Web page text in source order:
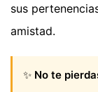
sus
amistad.
✨ No te